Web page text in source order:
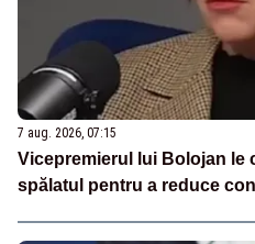
7 aug. 2026, 07:15
Vicepremierul lui Bolojan le
spălatul pentru a reduce